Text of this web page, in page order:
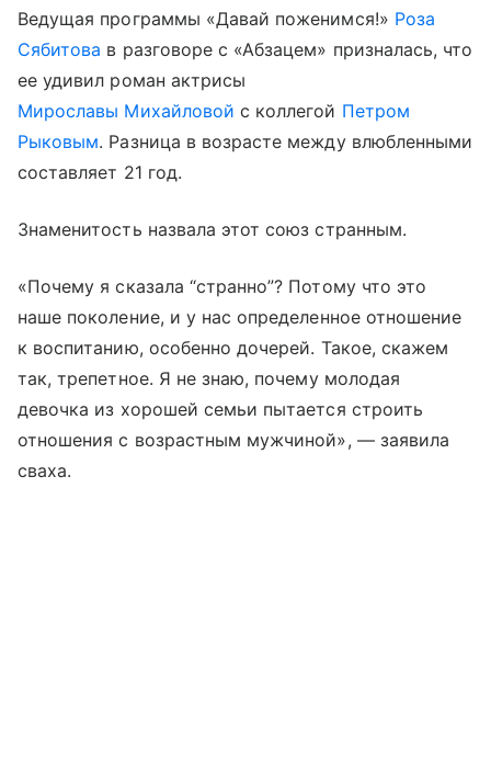
Ведущая программы «Давай поженимся!» Роза
Сябитова в разговоре с «Абзацем» призналась, что
ее удивил роман актрисы
Мирославы Михайловой с коллегой Петром
Рыковым. Разница в возрасте между влюбленными
составляет 21 год.
Знаменитость назвала этот союз странным.
«Почему я сказала “странно”? Потому что это
наше поколение, и у нас определенное отношение
к воспитанию, особенно дочерей. Такое, скажем
так, трепетное. Я не знаю, почему молодая
девочка из хорошей семьи пытается строить
отношения с возрастным мужчиной», — заявила
сваха.